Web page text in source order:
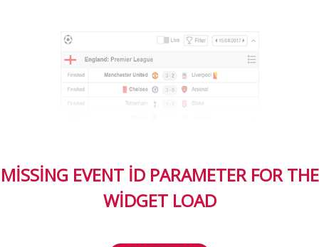
MISSING EVENT ID PARAMETER FOR THE
WIDGET LOAD